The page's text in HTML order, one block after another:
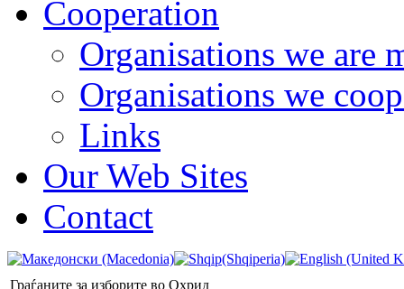
Cooperation
Organisations we are
Organisations we
Links
Our Web Sites
Contact
Граѓаните за изборите во Охрид